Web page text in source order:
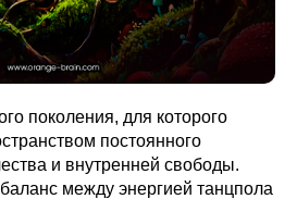
поколения, для которого
постоянного
и внутренней свободы.
между энергией танцпола